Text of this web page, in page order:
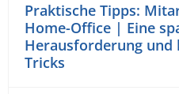
Praktische Tipps:
Home-Office | Eine
Herausforderung und
Tricks